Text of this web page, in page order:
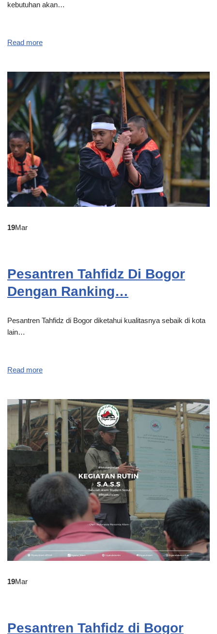
kebutuhan akan…
Read more
19Mar
Pesantren Tahfidz Di Bogor
Dengan Ranking…
Pesantren Tahfidz di Bogor diketahui kualitasnya sebaik di kota
lain…
Read more
19Mar
Pesantren Tahfidz di Bogor